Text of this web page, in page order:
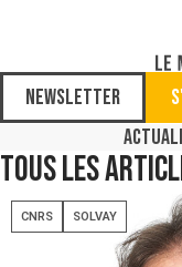
Newsletter
Tous les
CNRS SOLVAY